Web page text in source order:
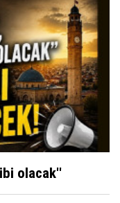
olacak''